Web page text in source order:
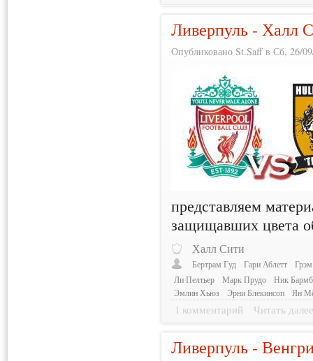
Ливерпуль - Халл
Опубликовано St.Saff в Сб, 26/
представляем
защищавших цвета
Халл Сити
Бертрам Гуд Гари Аблетт
Ли Пелтьер
Марк Прудо
Ник
Эмлин Хьюз
Эрни Блекинсоп Ян
1 комментарий Читать
Ливерпуль -